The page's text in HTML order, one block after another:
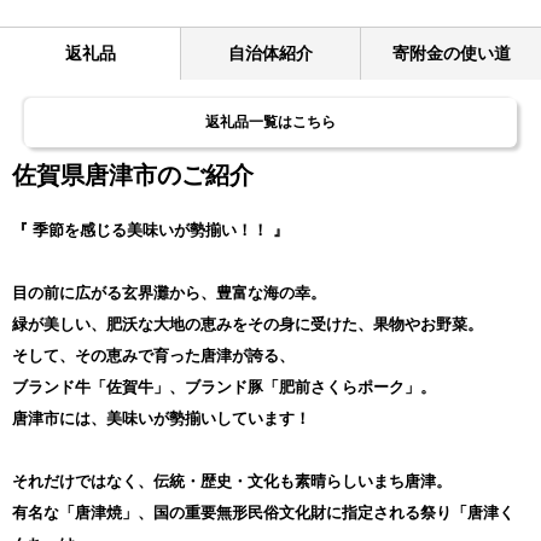
返礼品 自治体紹介 寄附金の使い道
返礼品一覧はこちら
佐賀県唐津市のご紹介
『 季節を感じる美味いが勢揃い！！ 』
目の前に広がる玄界灘から、豊富な海の幸。
緑が美しい、肥沃な大地の恵みをその身に受けた、果物やお野菜。
そして、その恵みで育った唐津が誇る、
ブランド牛「佐賀牛」、ブランド豚「肥前さくらポーク」。
唐津市には、美味いが勢揃いしています！
それだけではなく、伝統・歴史・文化も素晴らしいまち唐津。
有名な「唐津焼」、国の重要無形民俗文化財に指定される祭り「唐津く